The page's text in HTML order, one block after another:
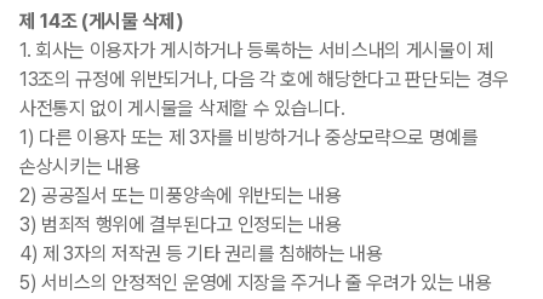
제 14조 (게시물 삭제)
1. 회사는 이용자가 게시하거나 등록하는 서비스내의 게시물이 제
13조의 규정에 위반되거나, 다음 각 호에 해당한다고 판단되는 경우
사전통지 없이 게시물을 삭제할 수 있습니다.
1) 다른 이용자 또는 제 3자를 비방하거나 중상모략으로 명예를
손상시키는 내용
2) 공공질서 또는 미풍양속에 위반되는 내용
3) 범죄적 행위에 결부된다고 인정되는 내용
4) 제 3자의 저작권 등 기타 권리를 침해하는 내용
5) 서비스의 안정적인 운영에 지장을 주거나 줄 우려가 있는 내용